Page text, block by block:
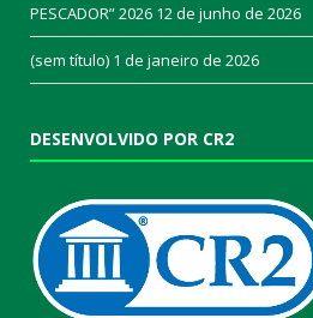
PESCADOR” 2026 12 de junho de 2026
(sem título) 1 de janeiro de 2026
DESENVOLVIDO POR CR2